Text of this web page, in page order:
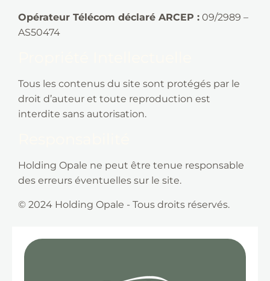
Opérateur Télécom déclaré ARCEP : 09/2989 –
AS50474
Tous les contenus du site sont protégés par le
droit d’auteur et toute reproduction est
interdite sans autorisation.
Holding Opale ne peut être tenue responsable
des erreurs éventuelles sur le site.
© 2024 Holding Opale - Tous droits réservés.